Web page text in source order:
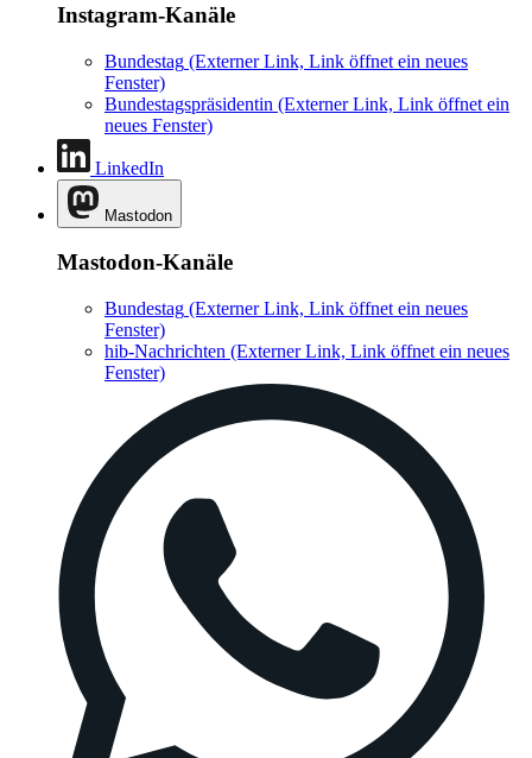
Instagram-Kanäle
Bundestag (Externer Link, Link öffnet ein neues
Fenster)
Bundestagspräsidentin (Externer Link, Link öffnet ein
neues Fenster)
LinkedIn
Mastodon
Mastodon-Kanäle
Bundestag (Externer Link, Link öffnet ein neues
Fenster)
hib-Nachrichten (Externer Link, Link öffnet ein neues
Fenster)